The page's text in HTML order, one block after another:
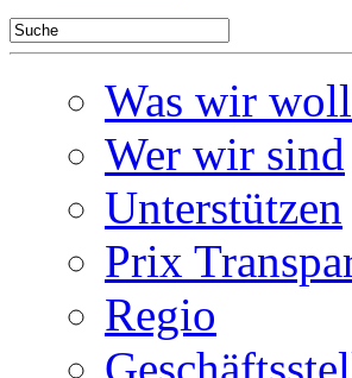
Was wir
Wer wir sind
Unterstützen
Prix
Regio